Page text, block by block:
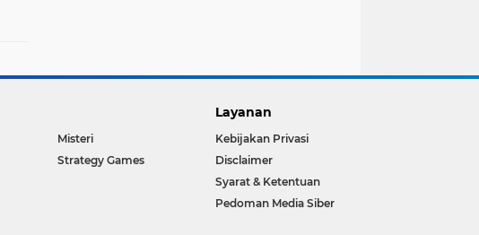
Misteri
Strategy Games
Layanan
Kebijakan Privasi
Disclaimer
Syarat & Ketentuan
Pedoman Media Siber